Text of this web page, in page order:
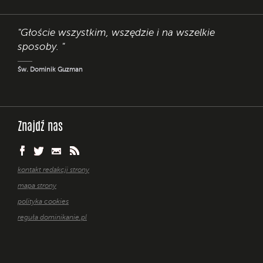
"Głoście wszystkim, wszędzie i na wszelkie
sposoby. "
Św. Dominik Guzman
Znajdź nas
kontakt redakcji strony
mapa strony
polityka cookies
reguła dominikanie.pl